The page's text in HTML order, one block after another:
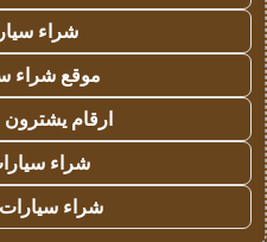
شراء
موقع شراء
ارقام
شراء
شراء